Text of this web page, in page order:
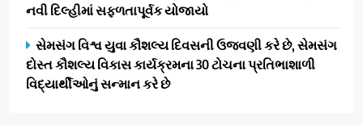
નવી દિલ્હીમાં સફળતાપૂર્વક યોજાયો
સેમસંગ વિશ્વ યુવા કૌશલ્ય દિવસની ઉજવણી કરે છે, સેમસંગ
દોસ્ત કૌશલ્ય વિકાસ કાર્યક્રમના 30 ટોચના પ્રતિભાશાળી
વિદ્યાર્થીઓનું સન્માન કરે છે